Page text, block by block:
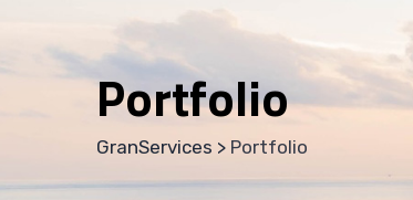
Portfolio
GranServices > Portfolio